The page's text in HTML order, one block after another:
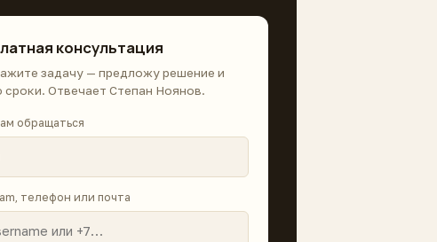
консультация
задачу — предложу решение и
сроки. Отвечает Степан Ноянов.
обращаться
телефон или почта